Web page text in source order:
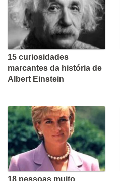
15 curiosidades
marcantes da história de
Albert Einstein